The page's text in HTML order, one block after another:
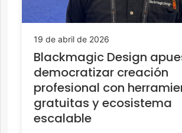
19 de abril de 2026
Blackmagic Design
democratizar creación
profesional con
gratuitas y ecosistema
escalable